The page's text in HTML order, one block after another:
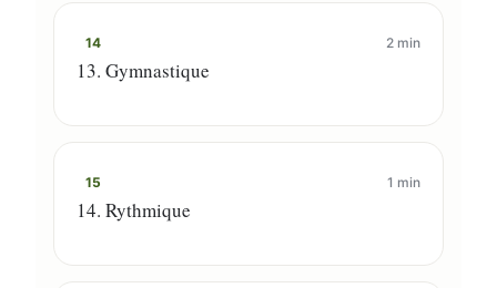
14 2 min
13. Gymnastique
15 1 min
14. Rythmique